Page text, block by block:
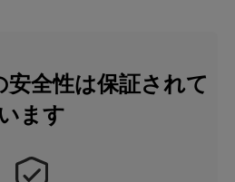
全性は保証されて
います